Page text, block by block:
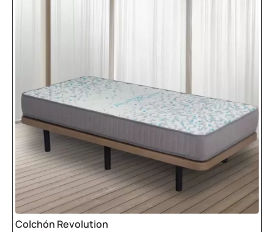
Colchón Revolution